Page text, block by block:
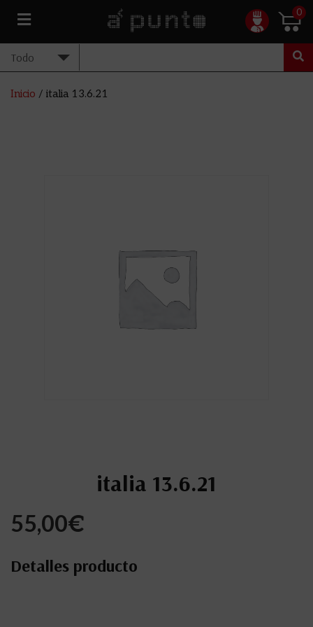
0
Inicio / italia 13.6.21
italia 13.6.21
55,00€
Detalles producto